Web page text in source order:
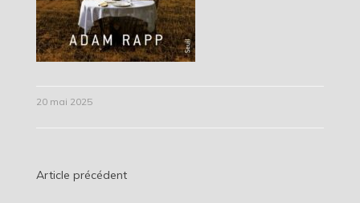
20 mai 2025
Navigation
Article précédent